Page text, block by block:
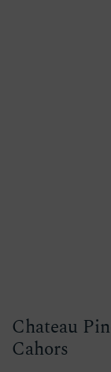
Chateau
Cahors